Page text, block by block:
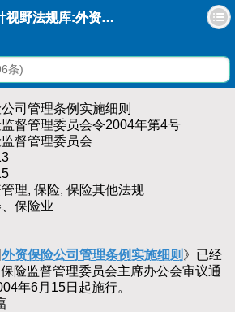
会计视野法规库:外资保险公司管理条例实施细则
公司管理条例实施细则
监督管理委员会令2004年第4号
监督管理委员会
管理, 保险, 保险其他法规
、保险业
外资保险公司管理条例实施细则 》已经
险监督管理委员会主席办公会审议通
年6月15日起施行。